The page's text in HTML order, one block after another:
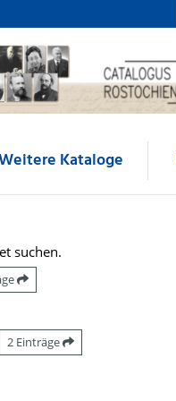
Kataloge
suchen.
2 Einträge